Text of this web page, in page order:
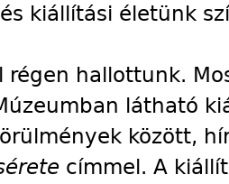
kiállítási életünk
régen hallottunk.
látható
között,
címmel. A